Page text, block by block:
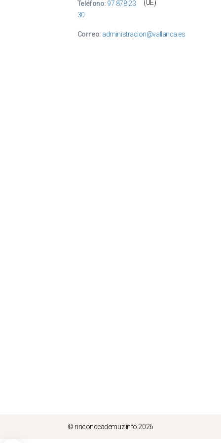
Teléfono: 97 878 23
30
Correo: administracion@vallanca.es
(UE)
© rincondeademuz.info 2026